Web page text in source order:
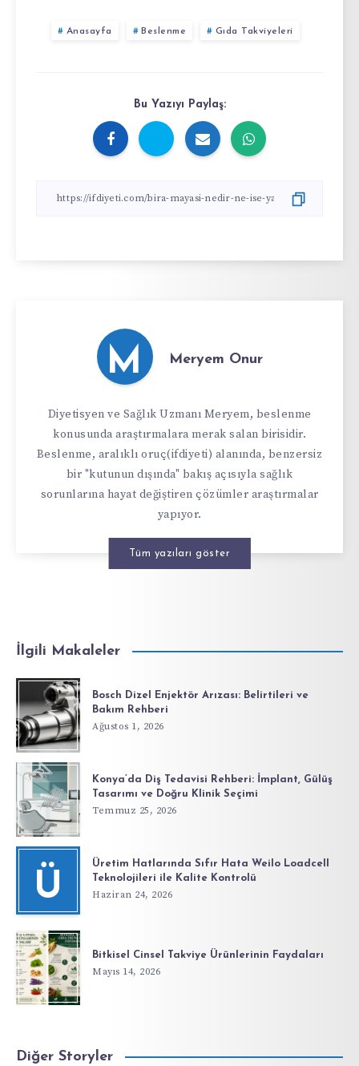
Anasayfa Beslenme Gıda Takviyeleri
Bu Yazıyı Paylaş:
M Meryem Onur
Diyetisyen ve Sağlık Uzmanı Meryem, beslenme
konusunda araştırmalara merak salan birisidir.
Beslenme, aralıklı oruç(ifdiyeti) alanında, benzersiz
bir "kutunun dışında" bakış açısıyla sağlık
sorunlarına hayat değiştiren çözümler araştırmalar
yapıyor.
Tüm yazıları göster
İlgili Makaleler
Bosch Dizel Enjektör Arızası: Belirtileri ve
Bakım Rehberi
Ağustos 1, 2026
Konya’da Diş Tedavisi Rehberi: İmplant, Gülüş
Tasarımı ve Doğru Klinik Seçimi
Temmuz 25, 2026
Ü
Üretim Hatlarında Sıfır Hata Weilo Loadcell
Teknolojileri ile Kalite Kontrolü
Haziran 24, 2026
Bitkisel Cinsel Takviye Ürünlerinin Faydaları
Mayıs 14, 2026
Diğer Storyler